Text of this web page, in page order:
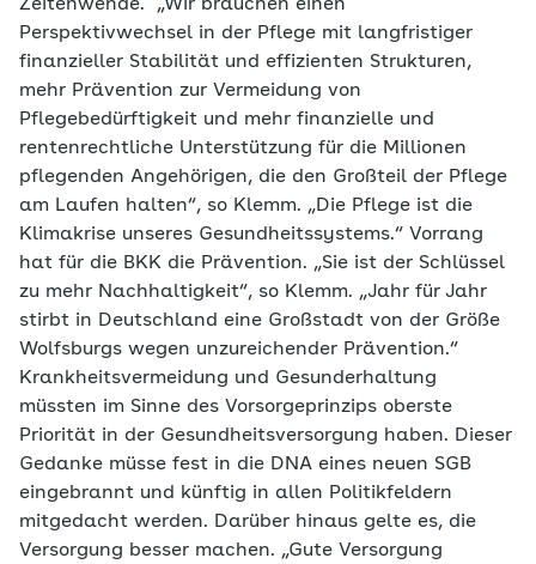
Zeitenwende. „Wir brauchen einen
Perspektivwechsel in der Pflege mit langfristiger
finanzieller Stabilität und effizienten Strukturen,
mehr Prävention zur Vermeidung von
Pflegebedürftigkeit und mehr finanzielle und
rentenrechtliche Unterstützung für die Millionen
pflegenden Angehörigen, die den Großteil der Pflege
am Laufen halten“, so Klemm. „Die Pflege ist die
Klimakrise unseres Gesundheitssystems.“ Vorrang
hat für die BKK die Prävention. „Sie ist der Schlüssel
zu mehr Nachhaltigkeit“, so Klemm. „Jahr für Jahr
stirbt in Deutschland eine Großstadt von der Größe
Wolfsburgs wegen unzureichender Prävention.“
Krankheitsvermeidung und Gesunderhaltung
müssten im Sinne des Vorsorgeprinzips oberste
Priorität in der Gesundheitsversorgung haben. Dieser
Gedanke müsse fest in die DNA eines neuen SGB
eingebrannt und künftig in allen Politikfeldern
mitgedacht werden. Darüber hinaus gelte es, die
Versorgung besser machen. „Gute Versorgung